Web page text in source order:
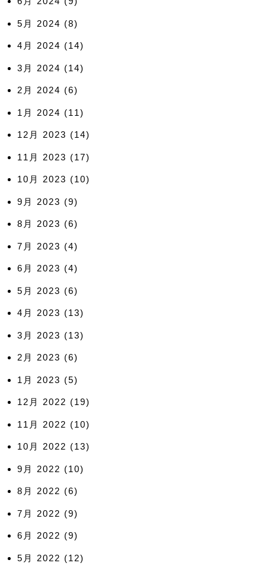
5月 2024 (8)
4月 2024 (14)
3月 2024 (14)
2月 2024 (6)
1月 2024 (11)
12月 2023 (14)
11月 2023 (17)
10月 2023 (10)
9月 2023 (9)
8月 2023 (6)
7月 2023 (4)
6月 2023 (4)
5月 2023 (6)
4月 2023 (13)
3月 2023 (13)
2月 2023 (6)
1月 2023 (5)
12月 2022 (19)
11月 2022 (10)
10月 2022 (13)
9月 2022 (10)
8月 2022 (6)
7月 2022 (9)
6月 2022 (9)
5月 2022 (12)